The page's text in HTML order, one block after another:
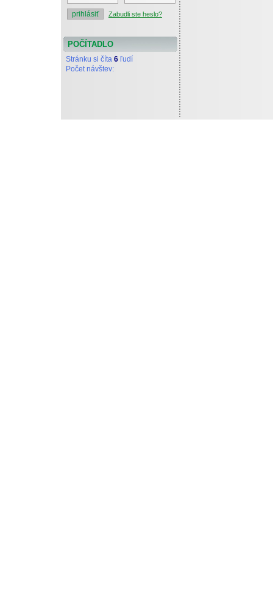
Zabudli ste heslo?
POČÍTADLO
Stránku si číta 6 ľudí
Počet návštev: